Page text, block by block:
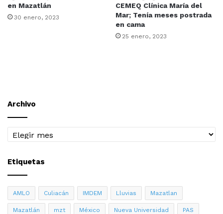
en Mazatlán
30 enero, 2023
CEMEQ Clínica María del
Mar; Tenía meses postrada
en cama
25 enero, 2023
Archivo
Archivo
Etiquetas
AMLO Culiacán IMDEM Lluvias Mazatlan
Mazatlán mzt México Nueva Universidad PAS